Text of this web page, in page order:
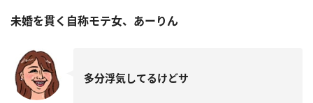
未婚を貫く自称モテ女、あーりん
多分浮気してるけどサ